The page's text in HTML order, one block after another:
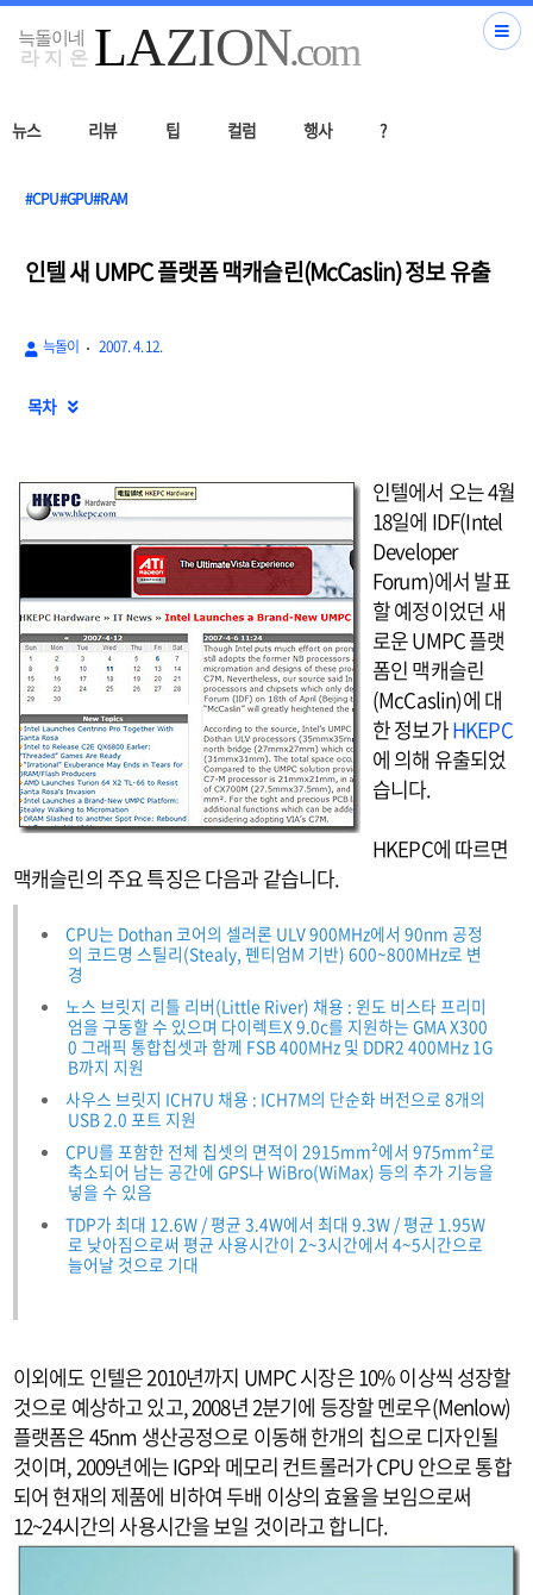
뉴스 리뷰 팁 컬럼 행사 ?
#CPU#GPU#RAM
인텔 새 UMPC 플랫폼 맥캐슬린(McCaslin) 정보 유출
늑돌이 2007. 4. 12.
목차 
인텔에서 오는 4월
18일에 IDF(Intel
Developer
Forum)에서 발표
할 예정이었던 새
로운 UMPC 플랫
폼인 맥캐슬린
(McCaslin)에 대
한 정보가HKEPC
에 의해 유출되었
습니다.
HKEPC에 따르면
맥캐슬린의 주요 특징은 다음과 같습니다.
CPU는 Dothan 코어의 셀러론 ULV 900MHz에서 90nm 공정
의 코드명 스틸리(Stealy, 펜티엄M 기반) 600~800MHz로 변
경
노스 브릿지 리틀 리버(Little River) 채용 : 윈도 비스타 프리미
엄을 구동할 수 있으며 다이렉트X 9.0c를 지원하는 GMA X300
0 그래픽 통합칩셋과 함께 FSB 400MHz 및 DDR2 400MHz 1G
B까지 지원
사우스 브릿지 ICH7U 채용 : ICH7M의 단순화 버전으로 8개의
USB 2.0 포트 지원
CPU를 포함한 전체 칩셋의 면적이 2915mm²에서 975mm²로
축소되어 남는 공간에 GPS나 WiBro(WiMax) 등의 추가 기능을
넣을 수 있음
TDP가 최대 12.6W / 평균 3.4W에서 최대 9.3W / 평균 1.95W
로 낮아짐으로써 평균 사용시간이 2~3시간에서 4~5시간으로
늘어날 것으로 기대
이외에도 인텔은 2010년까지 UMPC 시장은 10% 이상씩 성장할
것으로 예상하고 있고, 2008년 2분기에 등장할 멘로우(Menlow)
플랫폼은 45nm 생산공정으로 이동해 한개의 칩으로 디자인될
것이며, 2009년에는 IGP와 메모리 컨트롤러가 CPU 안으로 통합
되어 현재의 제품에 비하여 두배 이상의 효율을 보임으로써
12~24시간의 사용시간을 보일 것이라고 합니다.